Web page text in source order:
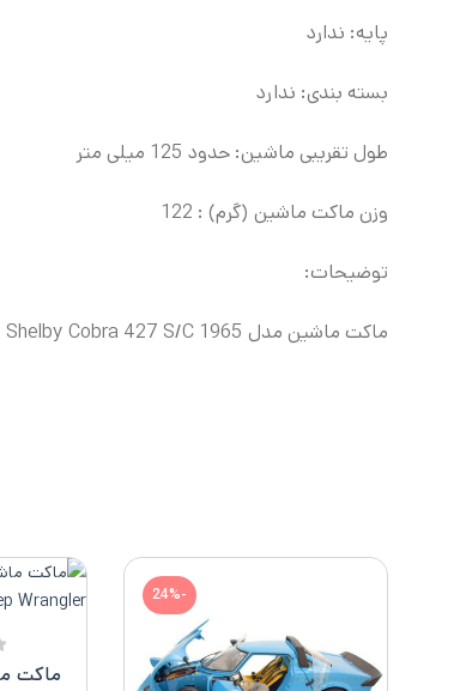
پایه: ندارد
بسته بندی: ندارد
طول تقریبی ماشین: حدود 125 میلی متر
وزن ماکت ماشین (گرم) : 122
توضیحات:
ماکت ماشین مدل 1965 Shelby Cobra 427 S/C
-24%